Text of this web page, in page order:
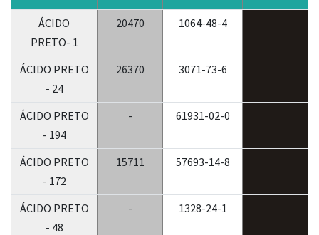
ÁCIDO
PRETO- 1
20470 1064-48-4
ÁCIDO PRETO
- 24
26370 3071-73-6
ÁCIDO PRETO
- 194
- 61931-02-0
ÁCIDO PRETO
- 172
15711 57693-14-8
ÁCIDO PRETO
- 48
- 1328-24-1